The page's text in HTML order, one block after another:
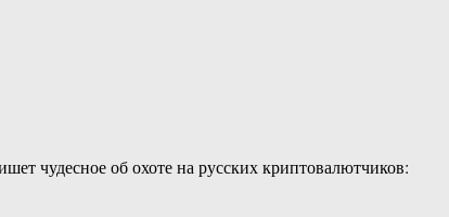
чудесное об охоте на русских криптовалютчиков: